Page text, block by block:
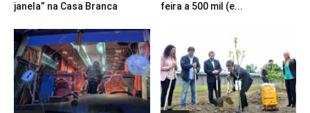
janela” na Casa Branca
feira a 500 mil (e...